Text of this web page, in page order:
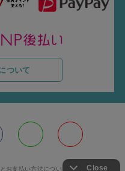
ついて
お支払い方法について